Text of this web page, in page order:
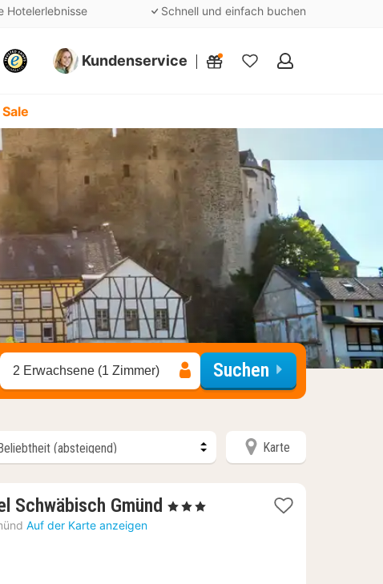
Hotelerlebnisse Schnell und einfach buchen
Kundenservice
Meine
2 Erwachsene (1 Zimmer) Suchen
Karte
Schwäbisch Gmünd 1
, 3 Sterne
Auf der Karte anzeigen